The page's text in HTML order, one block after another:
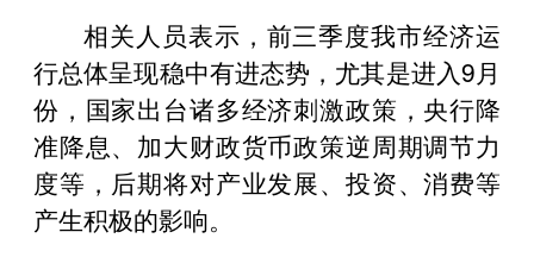
相关人员表示，前三季度我市经济运
行总体呈现稳中有进态势，尤其是进入9月
份，国家出台诸多经济刺激政策，央行降
准降息、加大财政货币政策逆周期调节力
度等，后期将对产业发展、投资、消费等
产生积极的影响。